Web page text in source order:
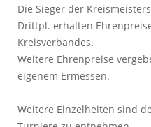
Die Sieger der
Drittpl. erhalten
Kreisverbandes.
Weitere Ehrenpreise
eigenem Ermessen.
Weitere Einzelheiten sind